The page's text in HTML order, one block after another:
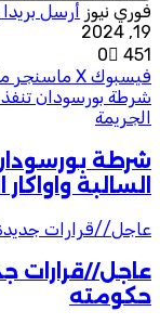
فوري نيوز أرسل بريدا
19, 2024
0
451
فيسبوك ‫X ماسنجر
شرطة بورسودان تنفذ
الجريمة
شرطة
السالبة
عاجل//قرارات
عاجل//قرارات
حكومته